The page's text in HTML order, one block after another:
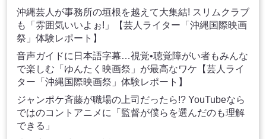
沖縄芸人が事務所の垣根を越えて大集結! スリムクラブ
も「雰囲気いいよぉ!」【芸人ライター「沖縄国際映画
祭」体験レポート】
音声ガイドに日本語字幕…視覚•聴覚障がい者もみんな
で楽しむ「ゆんたく映画祭」が最高なワケ【芸人ライ
ター「沖縄国際映画祭」体験レポート】
ジャンポケ斉藤が職場の上司だったら!? YouTubeなら
ではのコントアニメに「監督が僕らを選んだのも理解
できる」